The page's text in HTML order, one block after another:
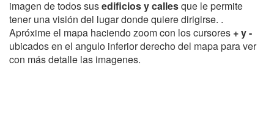
imagen de todos susedificios y callesque le permite
tener una visión del lugar donde quiere dirigirse. .
Apróxime el mapa haciendo zoom con los cursores + y -
ubicados en el angulo inferior derecho del mapa para ver
con más detalle las imagenes.